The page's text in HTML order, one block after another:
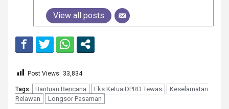
View all posts
Post Views: 33,834
Tags: Bantuan Bencana Eks Ketua DPRD Tewas
Keselamatan
Relawan
Longsor Pasaman